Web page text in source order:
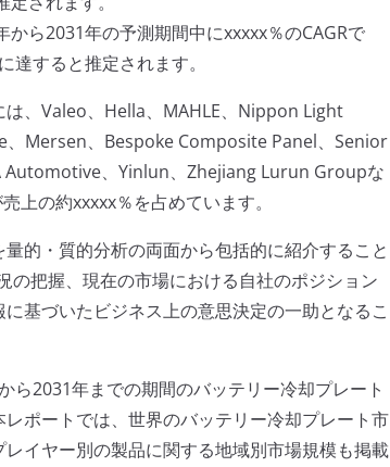
ら2031年の予測期間中にxxxxx％のCAGRで
すると推定されます。
、Valeo、Hella、MAHLE、Nippon Light
Mersen、Bespoke Composite Panel、Senior
、Yinlun、Zhejiang Lurun Groupな
上の約xxxxx％を占めています。
的・質的分析の両面から包括的に紹介すること
把握、現在の市場における自社のポジション
基づいたビジネス上の意思決定の一助となるこ
ら2031年までの期間のバッテリー冷却プレート
ポートでは、世界のバッテリー冷却プレート市
イヤー別の製品に関する地域別市場規模も掲載